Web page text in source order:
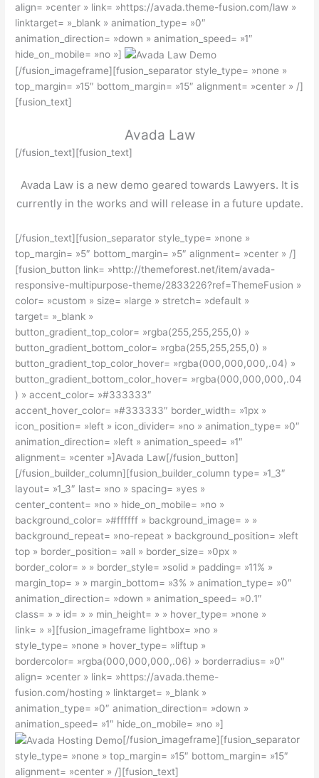
align= »center » link= »https://avada.theme-fusion.com/law »
linktarget= »_blank » animation_type= »0″
animation_direction= »down » animation_speed= »1″
hide_on_mobile= »no »]
[/fusion_imageframe][fusion_separator style_type= »none »
top_margin= »15″ bottom_margin= »15″ alignment= »center » /]
[fusion_text]
Avada Law
[/fusion_text][fusion_text]
Avada Law is a new demo geared towards Lawyers. It is
currently in the works and will release in a future update.
[/fusion_text][fusion_separator style_type= »none »
top_margin= »5″ bottom_margin= »5″ alignment= »center » /]
[fusion_button link= »http://themeforest.net/item/avada-
responsive-multipurpose-theme/2833226?ref=ThemeFusion »
color= »custom » size= »large » stretch= »default »
target= »_blank »
button_gradient_top_color= »rgba(255,255,255,0) »
button_gradient_bottom_color= »rgba(255,255,255,0) »
button_gradient_top_color_hover= »rgba(000,000,000,.04) »
button_gradient_bottom_color_hover= »rgba(000,000,000,.04
) » accent_color= »#333333″
accent_hover_color= »#333333″ border_width= »1px »
icon_position= »left » icon_divider= »no » animation_type= »0″
animation_direction= »left » animation_speed= »1″
alignment= »center »]Avada Law[/fusion_button]
[/fusion_builder_column][fusion_builder_column type= »1_3″
layout= »1_3″ last= »no » spacing= »yes »
center_content= »no » hide_on_mobile= »no »
background_color= »#ffffff » background_image= » »
background_repeat= »no-repeat » background_position= »left
top » border_position= »all » border_size= »0px »
border_color= » » border_style= »solid » padding= »11% »
margin_top= » » margin_bottom= »3% » animation_type= »0″
animation_direction= »down » animation_speed= »0.1″
class= » » id= » » min_height= » » hover_type= »none »
link= » »][fusion_imageframe lightbox= »no »
style_type= »none » hover_type= »liftup »
bordercolor= »rgba(000,000,000,.06) » borderradius= »0″
align= »center » link= »https://avada.theme-
fusion.com/hosting » linktarget= »_blank »
animation_type= »0″ animation_direction= »down »
animation_speed= »1″ hide_on_mobile= »no »]
[/fusion_imageframe][fusion_separator
style_type= »none » top_margin= »15″ bottom_margin= »15″
alignment= »center » /][fusion_text]